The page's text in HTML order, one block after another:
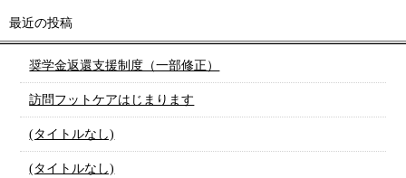
最近の投稿
奨学金返還支援制度（一部修正）
訪問フットケアはじまります
(タイトルなし)
(タイトルなし)